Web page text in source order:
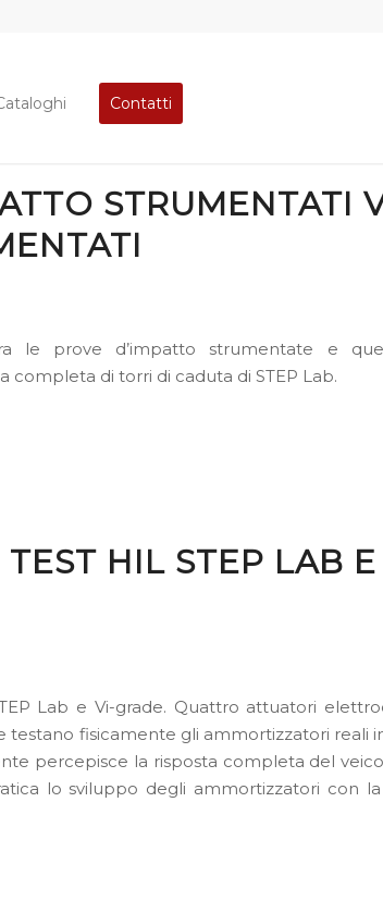
Contatti
STRUMENTATI
le prove d’impatto strumentate e
completa di torri di caduta di STEP Lab.
HIL STEP LAB
Lab e Vi-grade. Quattro attuatori
testano fisicamente gli ammortizzatori reali
percepisce la risposta completa del
lo sviluppo degli ammortizzatori con